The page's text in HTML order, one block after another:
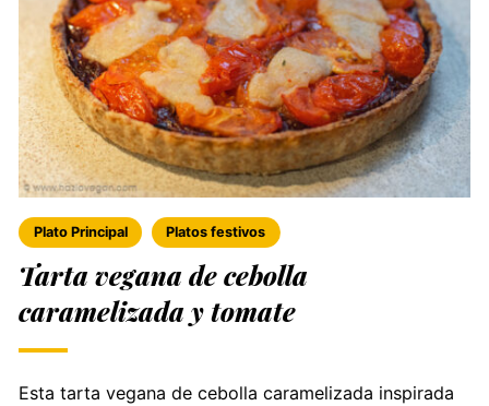
Plato Principal Platos festivos
Tarta vegana de cebolla
caramelizada y tomate
Esta tarta vegana de cebolla caramelizada inspirada